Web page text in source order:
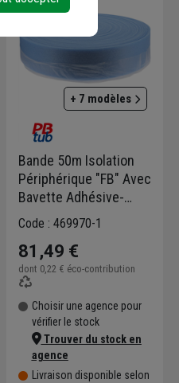
+ 7 modèles
Bande 50m Isolation
Périphérique "FB" Avec
Bavette Adhésive-
150x8mm (bleu)
Code : 469970-1
81,49 €
dont 0,22 € éco-contribution
Choisir une agence pour
vérifier le stock
Trouver du stock en
agence
Livraison disponible selon